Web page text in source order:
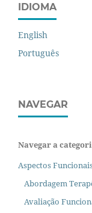
IDIOMA
English
Português
NAVEGAR
Navegar a
Aspectos
Abordagem
Avaliação